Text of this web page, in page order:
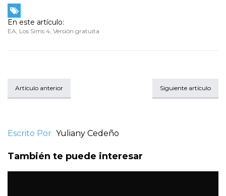
En este artículo:
EA, Los Sims 4, Versión gratuita
Artículo anterior Siguiente artículo
Escrito Por Yuliany Cedeño
También te puede interesar